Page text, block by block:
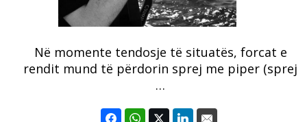
Në momente tendosje të situatës, forcat e
rendit mund të përdorin sprej me piper (sprej
…